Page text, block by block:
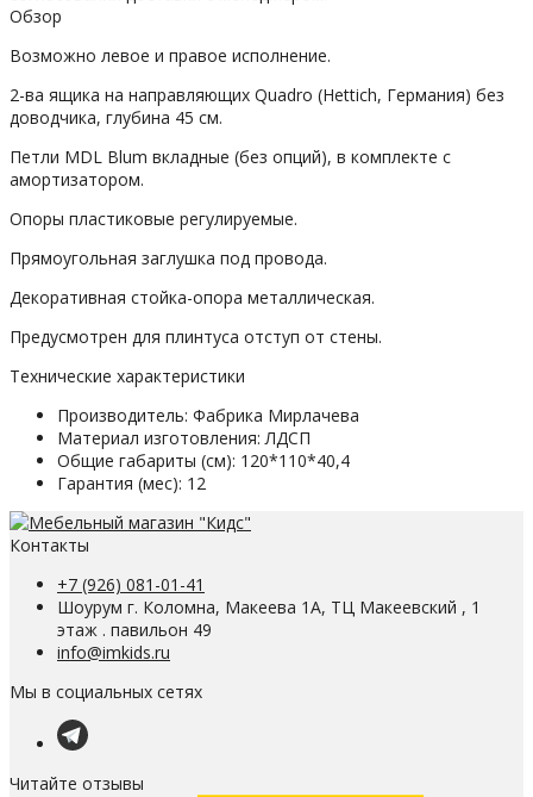
Обзор
Возможно левое и правое исполнение.
2-ва ящика на направляющих Quadro (Hettich, Германия) без
доводчика, глубина 45 см.
Петли MDL Blum вкладные (без опций), в комплекте с
амортизатором.
Опоры пластиковые регулируемые.
Прямоугольная заглушка под провода.
Декоративная стойка-опора металлическая.
Предусмотрен для плинтуса отступ от стены.
Технические характеристики
Производитель: Фабрика Мирлачева
Материал изготовления: ЛДСП
Общие габариты (см): 120*110*40,4
Гарантия (мес): 12
Контакты
+7 (926) 081-01-41
Шоурум г. Коломна, Макеева 1А, ТЦ Макеевский , 1
этаж . павильон 49
info@imkids.ru
Мы в социальных сетях
Читайте отзывы